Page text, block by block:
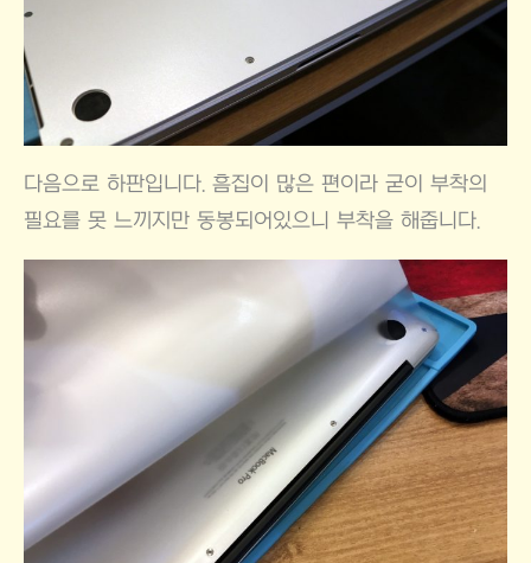
다음으로 하판입니다. 흠집이 많은 편이라 굳이 부착의
필요를 못 느끼지만 동봉되어있으니 부착을 해줍니다.